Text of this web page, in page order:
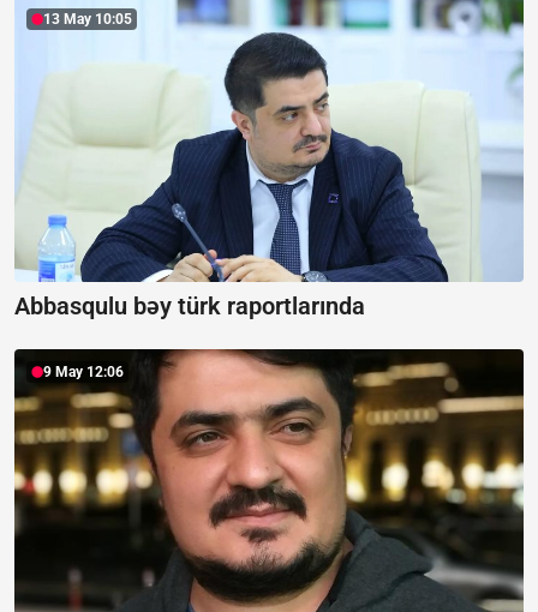
13 May 10:05
Abbasqulu bəy türk raportlarında
9 May 12:06